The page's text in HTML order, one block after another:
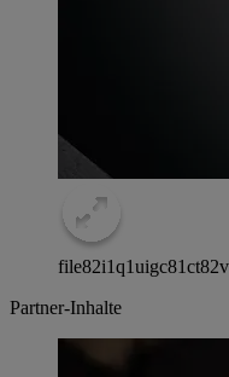
Partner-Inhalte